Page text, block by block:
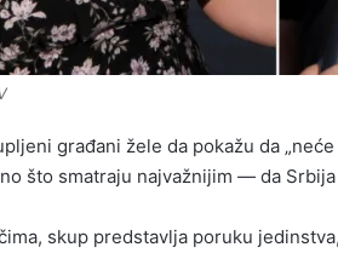
građani žele da pokažu da
što smatraju najvažnijim — da
skup predstavlja poruku